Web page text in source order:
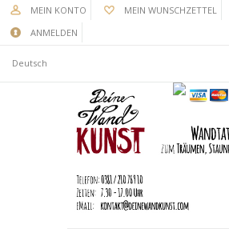
MEIN KONTO MEIN WUNSCHZETTEL
ANMELDEN
Deutsch